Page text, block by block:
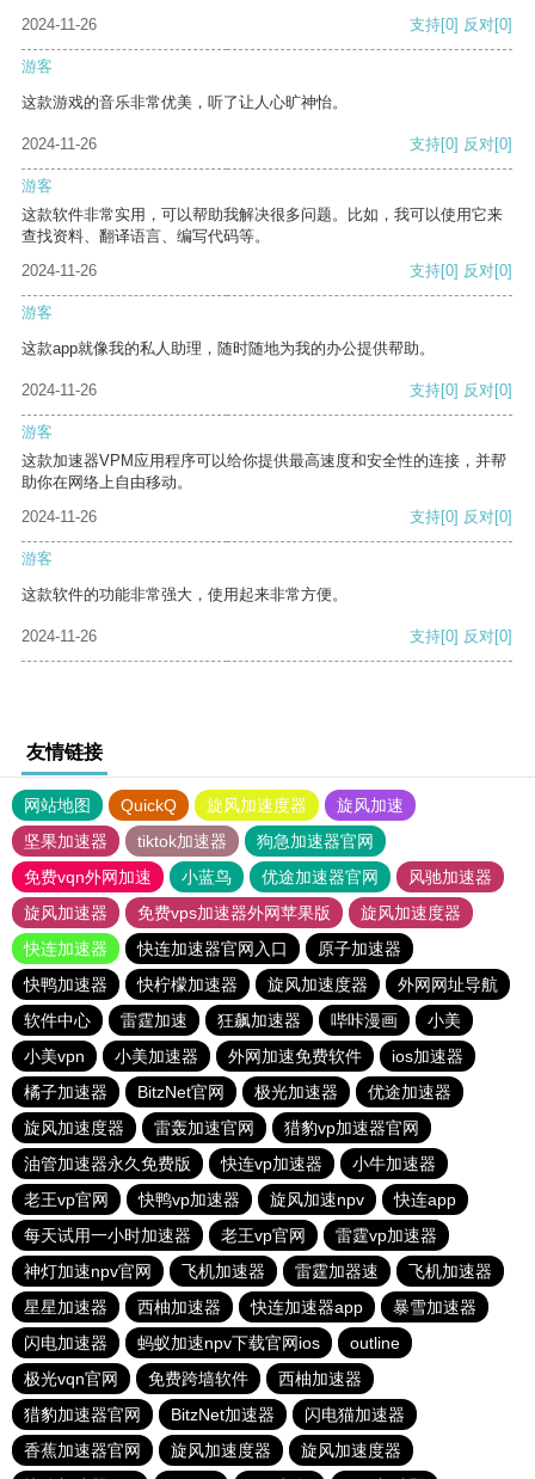
2024-11-26 支持[0] 反对[0]
游客
这款游戏的音乐非常优美，听了让人心旷神怡。
2024-11-26 支持[0] 反对[0]
游客
这款软件非常实用，可以帮助我解决很多问题。比如，我可以使用它来
查找资料、翻译语言、编写代码等。
2024-11-26
支持[0] 反对[0]
游客
这款app就像我的私人助理，随时随地为我的办公提供帮助。
2024-11-26 支持[0] 反对[0]
游客
这款加速器VPM应用程序可以给你提供最高速度和安全性的连接，并帮
助你在网络上自由移动。
2024-11-26
支持[0] 反对[0]
游客
这款软件的功能非常强大，使用起来非常方便。
2024-11-26 支持[0] 反对[0]
友情链接
网站地图 QuickQ 旋风加速度器
旋风加速
坚果加速器
tiktok加速器
狗急加速器官网
免费vqn外网加速
小蓝鸟 优途加速器官网
风驰加速器
旋风加速器
免费vps加速器外网苹果版
旋风加速度器
快连加速器
快连加速器官网入口
原子加速器
快鸭加速器
快柠檬加速器 旋风加速度器
外网网址导航
软件中心
雷霆加速 狂飙加速器 哔咔漫画
小美
小美vpn
小美加速器 外网加速免费软件
ios加速器
橘子加速器
BitzNet官网 极光加速器
优途加速器
旋风加速度器
雷轰加速官网
猎豹vp加速器官网
油管加速器永久免费版
快连vp加速器
小牛加速器
老王vp官网
快鸭vp加速器 旋风加速npv
快连app
每天试用一小时加速器
老王vp官网
雷霆vp加速器
神灯加速npv官网
飞机加速器 雷霆加器速
飞机加速器
星星加速器
西柚加速器 快连加速器app
暴雪加速器
闪电加速器
蚂蚁加速npv下载官网ios
outline
极光vqn官网
免费跨墙软件
西柚加速器
猎豹加速器官网
BitzNet加速器
闪电猫加速器
香蕉加速器官网
旋风加速度器
旋风加速度器